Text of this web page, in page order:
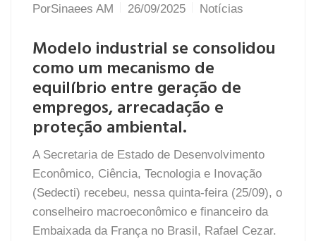
PorSinaees AM 26/09/2025 Notícias
Modelo industrial se consolidou
como um mecanismo de
equilíbrio entre geração de
empregos, arrecadação e
proteção ambiental.
A Secretaria de Estado de Desenvolvimento
Econômico, Ciência, Tecnologia e Inovação
(Sedecti) recebeu, nessa quinta-feira (25/09), o
conselheiro macroeconômico e financeiro da
Embaixada da França no Brasil, Rafael Cezar.